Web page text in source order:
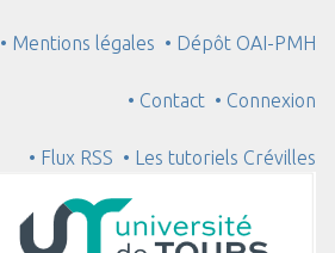
• Mentions légales • Dépôt OAI-PMH
• Contact • Connexion
• Flux RSS • Les tutoriels Crévilles